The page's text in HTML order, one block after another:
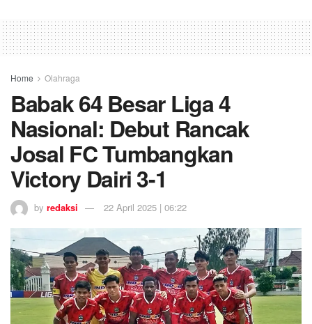
Home Olahraga
Babak 64 Besar Liga 4
Nasional: Debut Rancak
Josal FC Tumbangkan
Victory Dairi 3-1
by redaksi 22 April 2025 | 06:22